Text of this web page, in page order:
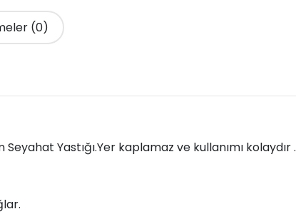
(0)
Yastığı.Yer kaplamaz ve kullanımı kolaydır .